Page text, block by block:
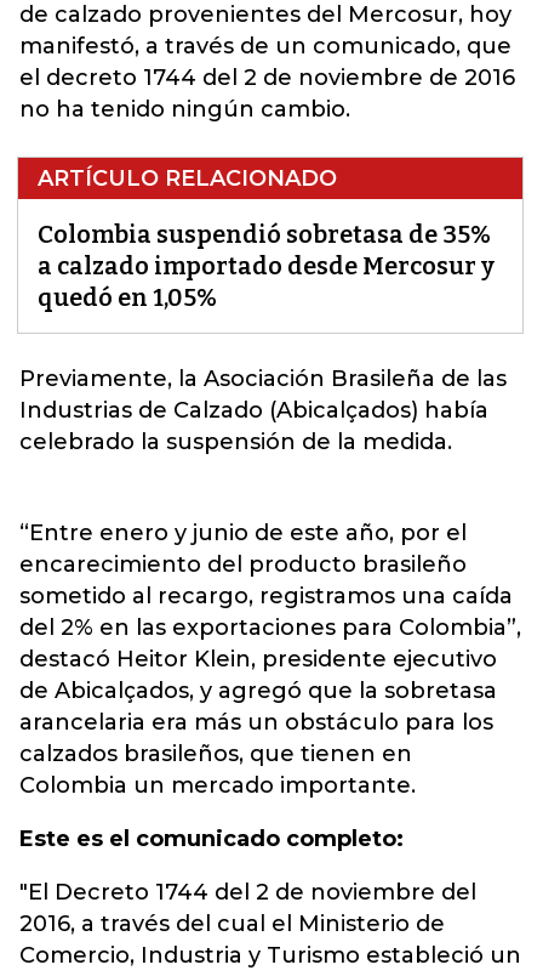
de calzado provenientes del Mercosur, hoy
manifestó, a través de un comunicado, que
el decreto 1744 del 2 de noviembre de 2016
no ha tenido ningún cambio.
ARTÍCULO RELACIONADO
Colombia suspendió sobretasa de 35%
a calzado importado desde Mercosur y
quedó en 1,05%
Previamente, la Asociación Brasileña de las
Industrias de Calzado (Abicalçados) había
celebrado la suspensión de la medida.
“Entre enero y junio de este año, por el
encarecimiento del producto brasileño
sometido al recargo, registramos una caída
del 2% en las exportaciones para Colombia”,
destacó Heitor Klein, presidente ejecutivo
de Abicalçados, y agregó que la sobretasa
arancelaria era más un obstáculo para los
calzados brasileños, que tienen en
Colombia un mercado importante.
Este es el comunicado completo:
"El Decreto 1744 del 2 de noviembre del
2016, a través del cual el Ministerio de
Comercio, Industria y Turismo estableció un